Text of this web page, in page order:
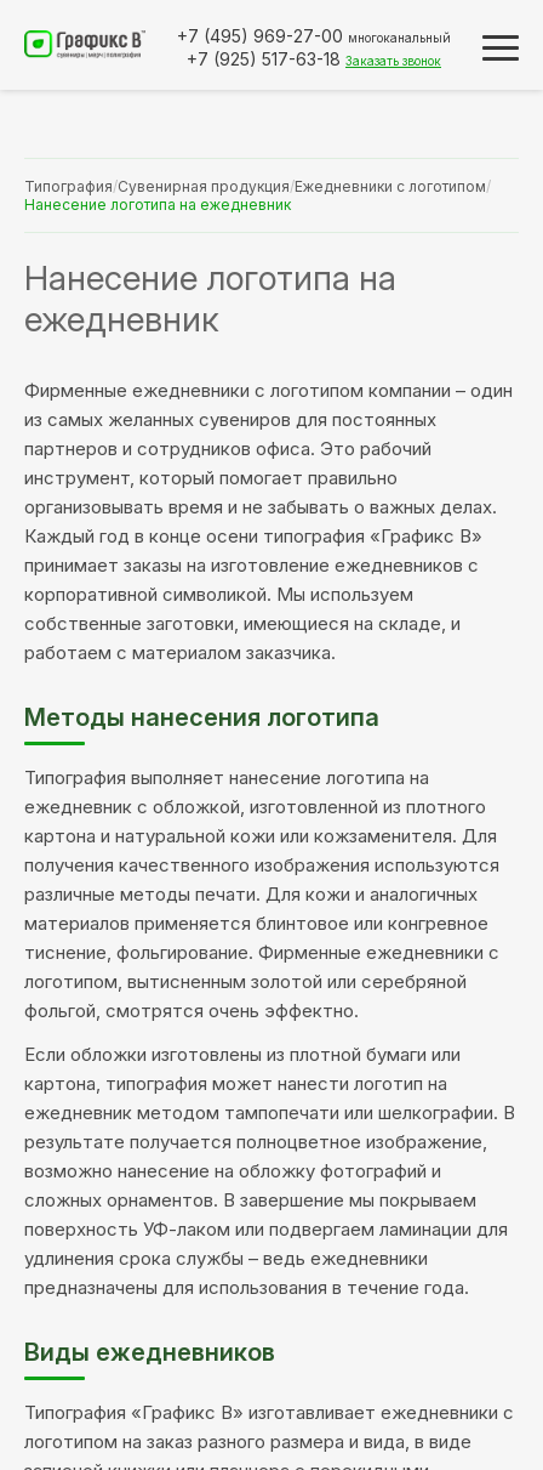
+7 (495) 969-27-00 многоканальный
+7 (925) 517-63-18 Заказать звонок
Типография/Сувенирная продукция/Ежедневники с логотипом/
Нанесение логотипа на ежедневник
Нанесение логотипа на
ежедневник
Фирменные ежедневники с логотипом компании – один
из самых желанных сувениров для постоянных
партнеров и сотрудников офиса. Это рабочий
инструмент, который помогает правильно
организовывать время и не забывать о важных делах.
Каждый год в конце осени типография «Графикс В»
принимает заказы на изготовление ежедневников с
корпоративной символикой. Мы используем
собственные заготовки, имеющиеся на складе, и
работаем с материалом заказчика.
Методы нанесения логотипа
Типография выполняет нанесение логотипа на
ежедневник с обложкой, изготовленной из плотного
картона и натуральной кожи или кожзаменителя. Для
получения качественного изображения используются
различные методы печати. Для кожи и аналогичных
материалов применяется блинтовое или конгревное
тиснение, фольгирование. Фирменные ежедневники с
логотипом, вытисненным золотой или серебряной
фольгой, смотрятся очень эффектно.
Если обложки изготовлены из плотной бумаги или
картона, типография может нанести логотип на
ежедневник методом тампопечати или шелкографии. В
результате получается полноцветное изображение,
возможно нанесение на обложку фотографий и
сложных орнаментов. В завершение мы покрываем
поверхность УФ-лаком или подвергаем ламинации для
удлинения срока службы – ведь ежедневники
предназначены для использования в течение года.
Виды ежедневников
Типография «Графикс В» изготавливает ежедневники с
логотипом на заказ разного размера и вида, в виде